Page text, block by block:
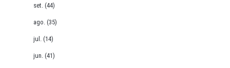
set.(44)
ago.(35)
jul.(14)
jun.(41)